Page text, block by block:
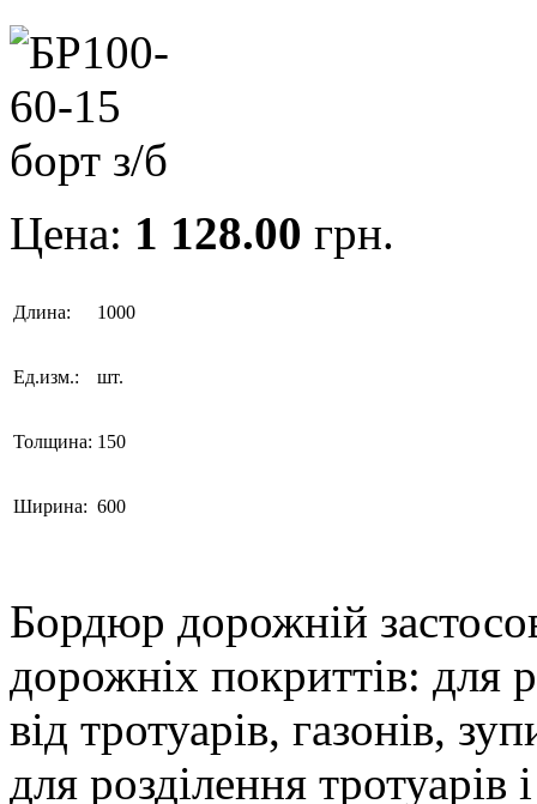
Цена: 1 128.00 грн.
Длина: 1000
Ед.изм.: шт.
Толщина: 150
Ширина: 600
Бордюр дорожній
дорожніх покриттів: для
від тротуарів, газонів,
для розділення